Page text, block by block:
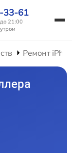
33-61
21:00
Ремонт